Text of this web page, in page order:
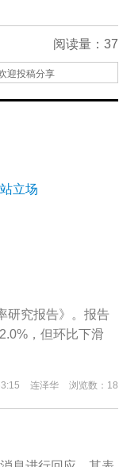
阅读量： 37
迎投稿分享
立场
研究报告》。报告
，但环比下滑
连泽华 浏览数：18